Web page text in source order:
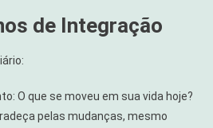
de Integração
O que se moveu em sua vida hoje?
pelas mudanças, mesmo